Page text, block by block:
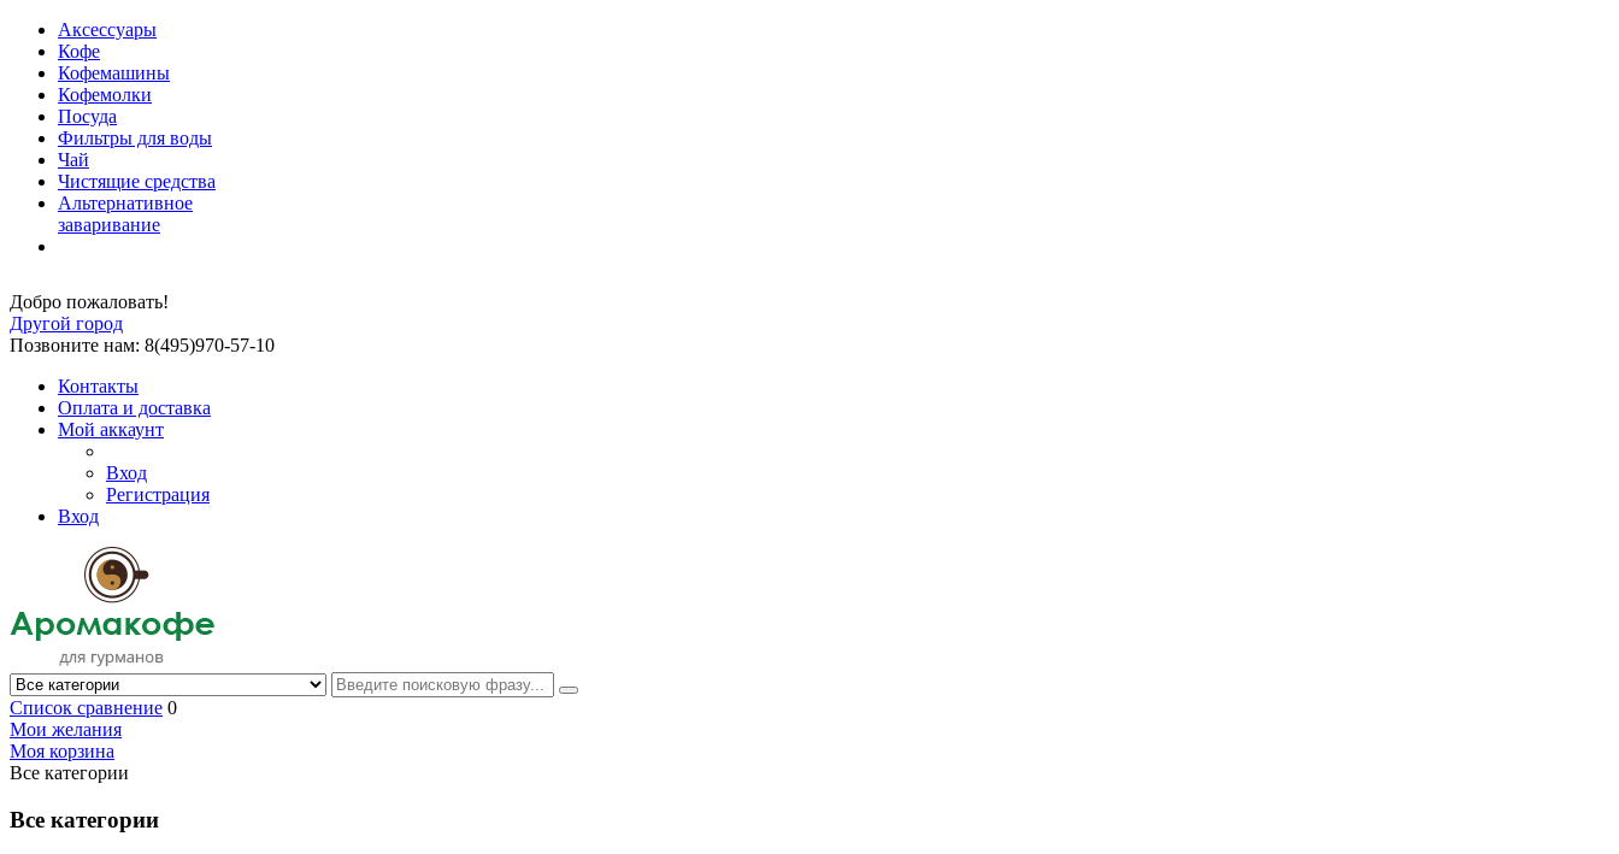
Аксессуары
Кофе
Кофемашины
Кофемолки
Посуда
Фильтры для воды
Чай
Чистящие средства
Альтернативное
заваривание
Добро пожаловать!
Другой город
Позвоните нам: 8(495)970-57-10
Контакты
Оплата и доставка
Мой аккаунт
Вход
Регистрация
Вход
Список сравнение 0
Мои желания
Моя корзина
Все категории
Все категории